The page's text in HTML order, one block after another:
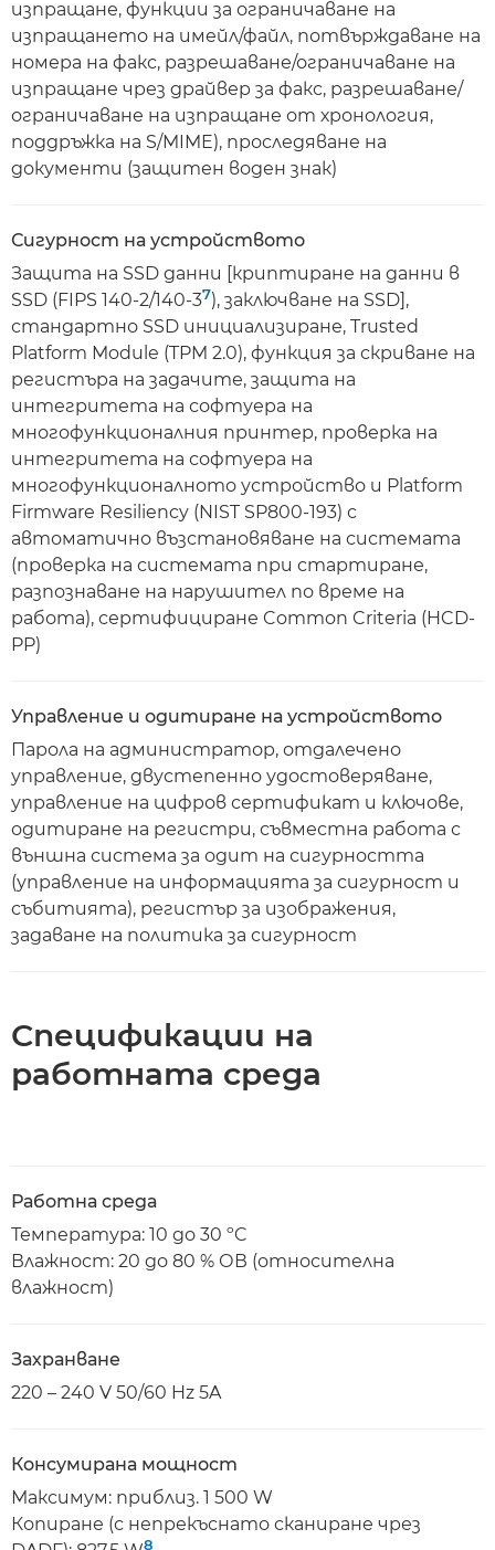
изпращане, функции за ограничаване на
изпращането на имейл/файл, потвърждаване на
номера на факс, разрешаване/ограничаване на
изпращане чрез драйвер за факс, разрешаване/
ограничаване на изпращане от хронология,
поддръжка на S/MIME), проследяване на
документи (защитен воден знак)
Сигурност на устройството
Защита на SSD данни [криптиране на данни в
SSD (FIPS 140-2/140-37), заключване на SSD],
стандартно SSD инициализиране, Trusted
Platform Module (TPM 2.0), функция за скриване на
регистъра на задачите, защита на
интегритета на софтуера на
многофункционалния принтер, проверка на
интегритета на софтуера на
многофункционалното устройство и Platform
Firmware Resiliency (NIST SP800-193) с
автоматично възстановяване на системата
(проверка на системата при стартиране,
разпознаване на нарушител по време на
работа), сертифициране Common Criteria (HCD-
PP)
Управление и одитиране на устройството
Парола на администратор, отдалечено
управление, двустепенно удостоверяване,
управление на цифров сертификат и ключове,
одитиране на регистри, съвместна работа с
външна система за одит на сигурността
(управление на информацията за сигурност и
събитията), регистър за изображения,
задаване на политика за сигурност
Спецификации на
работната среда
Работна среда
Температура: 10 до 30 ºC
Влажност: 20 до 80 % ОВ (относителна
влажност)
Захранване
220 – 240 V 50/60 Hz 5A
Консумирана мощност
Максимум: приблиз. 1 500 W
Копиране (с непрекъснато сканиране чрез
8